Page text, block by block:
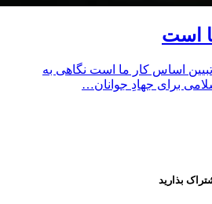
است
تبیین اساس کار ما است نگاهی به
برای جهادِ جوانان…
بذارید